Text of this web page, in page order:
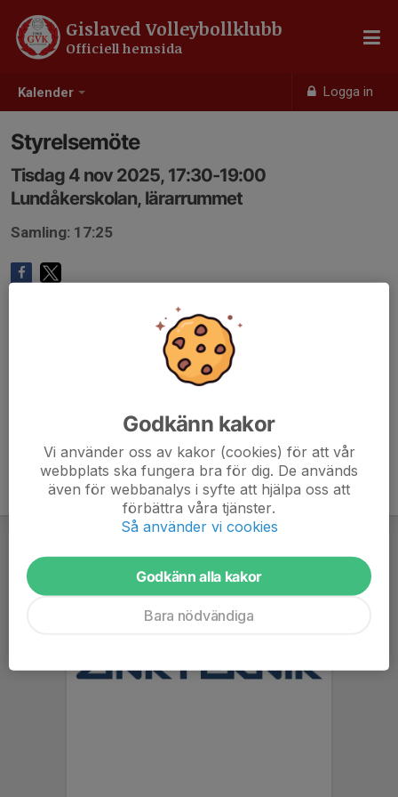
Kalender Logga in
Gislaved Volleybollklubb
Officiell hemsida
Styrelsemöte
Tisdag 4 nov 2025, 17:30-19:00
Lundåkerskolan, lärarrummet
Samling: 17:25
Godkänn kakor
Vi använder oss av kakor (cookies) för att vår
webbplats ska fungera bra för dig. De används
även för webbanalys i syfte att hjälpa oss att
förbättra våra tjänster.
Så använder vi cookies
Godkänn alla kakor
Bara nödvändiga